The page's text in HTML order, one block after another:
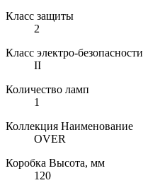
Класс защиты
2
Класс электро-безопасности
II
Количество ламп
1
Коллекция Наименование
OVER
Коробка Высота, мм
120